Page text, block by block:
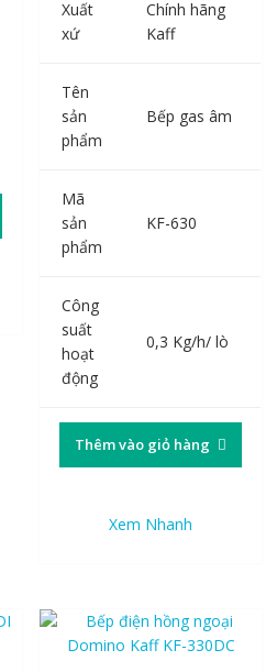
Xuất
xứ
Chính hãng
Kaff
Tên
sản
phẩm
Bếp gas âm
Mã
sản
phẩm
KF-630
Công
suất
hoạt
động
0,3 Kg/h/ lò
Thêm vào giỏ hàng
Xem Nhanh